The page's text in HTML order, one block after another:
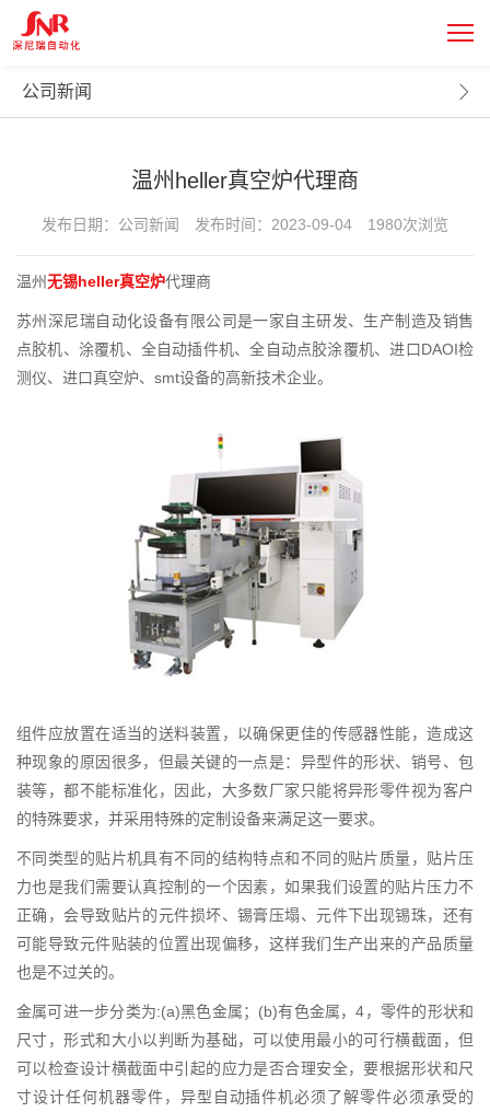
公司新闻
温州heller真空炉代理商
发布日期：公司新闻 发布时间：2023-09-04 1980次浏览
温州无锡heller真空炉代理商
苏州深尼瑞自动化设备有限公司是一家自主研发、生产制造及销售
点胶机、涂覆机、全自动插件机、全自动点胶涂覆机、进口DAOI检
测仪、进口真空炉、smt设备的高新技术企业。
组件应放置在适当的送料装置，以确保更佳的传感器性能，造成这
种现象的原因很多，但最关键的一点是：异型件的形状、销号、包
装等，都不能标准化，因此，大多数厂家只能将异形零件视为客户
的特殊要求，并采用特殊的定制设备来满足这一要求。
不同类型的贴片机具有不同的结构特点和不同的贴片质量，贴片压
力也是我们需要认真控制的一个因素，如果我们设置的贴片压力不
正确，会导致贴片的元件损坏、锡膏压塌、元件下出现锡珠，还有
可能导致元件贴装的位置出现偏移，这样我们生产出来的产品质量
也是不过关的。
金属可进一步分类为:(a)黑色金属；(b)有色金属，4，零件的形状和
尺寸，形式和大小以判断为基础，可以使用最小的可行横截面，但
可以检查设计横截面中引起的应力是否合理安全，要根据形状和尺
寸设计任何机器零件，异型自动插件机必须了解零件必须承受的